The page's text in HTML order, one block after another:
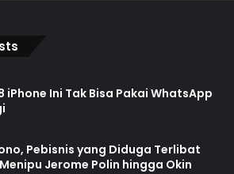
iPhone Ini Tak Bisa Pakai WhatsApp
Pebisnis yang Diduga Terlibat
Jerome Polin hingga Okin